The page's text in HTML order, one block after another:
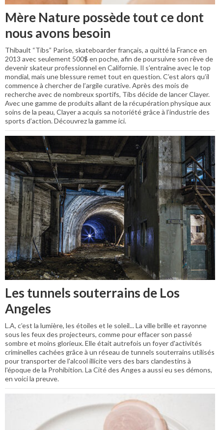
Mère Nature possède tout ce dont
nous avons besoin
Thibault “Tibs” Parise, skateboarder français, a quitté la France en
2013 avec seulement 500$ en poche, afin de poursuivre son rêve de
devenir skateur professionnel en Californie. Il s’entraîne avec le top
mondial, mais une blessure remet tout en question. C’est alors qu’il
commence à chercher de l’argile curative. Après des mois de
recherche avec de nombreux sportifs, Tibs décide de lancer Clayer.
Avec une gamme de produits allant de la récupération physique aux
soins de la peau, Clayer a acquis sa notoriété grâce à l’industrie des
sports d’action. Découvrez la gamme ici.
Les tunnels souterrains de Los
Angeles
L.A, c’est la lumière, les étoiles et le soleil... La ville brille et rayonne
sous les feux des projecteurs, comme pour effacer son passé
sombre et moins glorieux. Elle était autrefois un foyer d'activités
criminelles cachées grâce à un réseau de tunnels souterrains utilisés
pour transporter de l'alcool illicite vers des bars clandestins à
l'époque de la Prohibition. La Cité des Anges a aussi eu ses démons,
en voici la preuve.